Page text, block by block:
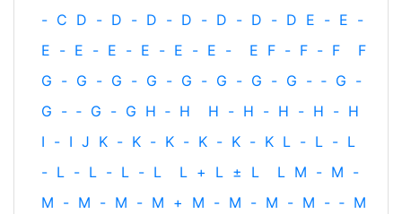
- C D - D - D - D - D - D - D E - E -
E - E - E - E - E - E - E F - F - F
F
G - G - G - G - G - G - G - G - ‐ G -
G - ‐ G - G H ‐ H H - H - H - H - H
I - I J K - K - K - K - K - K L - L - L
- L - L - L - L L + L ± L L M - M -
M - M - M - M + M - M - M - M - ‐ M